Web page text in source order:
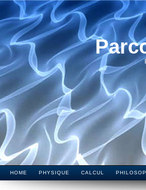
HOME PHYSIQUE CALCUL